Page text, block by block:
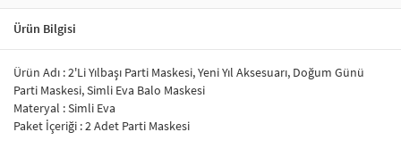
Ürün Bilgisi
Ürün Adı : 2'Li Yılbaşı Parti Maskesi, Yeni Yıl Aksesuarı, Doğum Günü
Parti Maskesi, Simli Eva Balo Maskesi
Materyal : Simli Eva
Paket İçeriği : 2 Adet Parti Maskesi